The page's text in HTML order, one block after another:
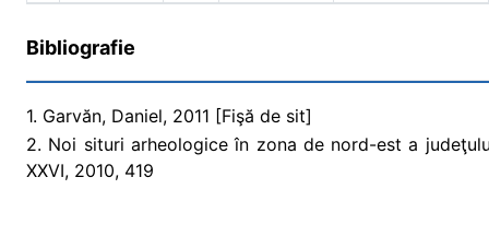
Bibliografie
1. Garvăn, Daniel, 2011 [Fişă de sit]
2. Noi situri arheologice în zona de nord-est a
XXVI, 2010, 419